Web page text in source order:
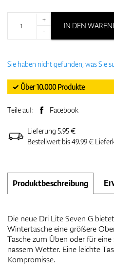
+
-
IN DEN
Sie haben nicht gefunden, was Sie
✓ Über 10.000 Produkte
Teile auf: Facebook
Lieferung 5.95 €
Bestellwert bis 49.99 €
Produktbeschreibung
Die neue Dri Lite Seven G
Wintertasche eine größere
Tasche zum Üben oder für
nassem Wetter. Eine leichte
Kompromisse.